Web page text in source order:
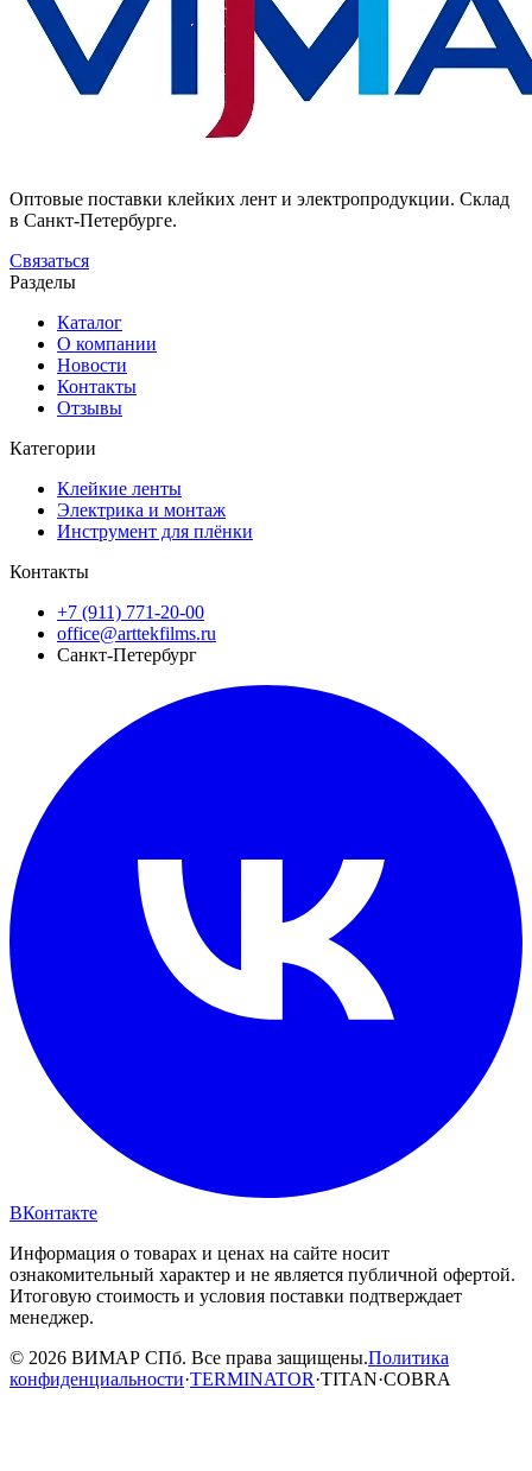
Оптовые поставки клейких лент и электропродукции. Склад
в Санкт-Петербурге.
Связаться
Разделы
Каталог
О компании
Новости
Контакты
Отзывы
Категории
Клейкие ленты
Электрика и монтаж
Инструмент для плёнки
Контакты
+7 (911) 771-20-00
office@arttekfilms.ru
Санкт-Петербург
ВКонтакте
Информация о товарах и ценах на сайте носит
ознакомительный характер и не является публичной офертой.
Итоговую стоимость и условия поставки подтверждает
менеджер.
© 2026 ВИМАР СПб. Все права защищены.Политика
конфиденциальности·TERMINATOR·TITAN·COBRA